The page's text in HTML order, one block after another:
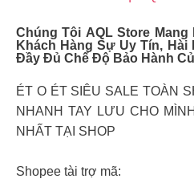
Chúng Tôi AQL Store
Khách Hàng Sự Uy Tín,
Đầy Đủ Chế Độ Bảo Hành
ÉT O ÉT SIÊU SALE TOÀN
NHANH TAY LƯU CHO
NHẤT TẠI SHOP
Shopee tài trợ mã: